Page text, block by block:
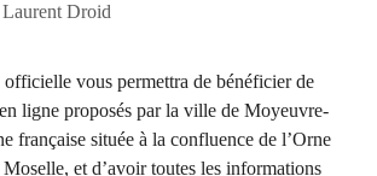
Laurent Droid
vous permettra de bénéficier de
ligne proposés par la ville de Moyeuvre-
française située à la confluence de l’Orne
et d’avoir toutes les informations